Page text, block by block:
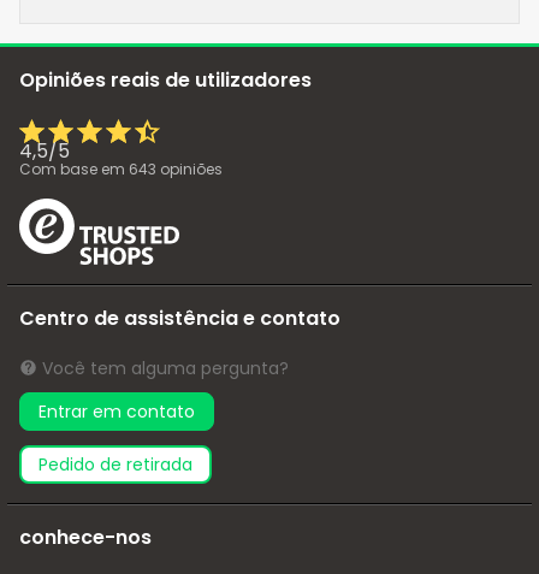
Opiniões reais de utilizadores
4,5/5
Com base em 643 opiniões
Centro de assistência e contato
Você tem alguma pergunta?
Entrar em contato
pedido de retirada
conhece-nos